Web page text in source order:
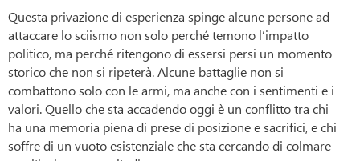
Questa privazione di esperienza spinge alcune persone ad
attaccare lo sciismo non solo perché temono l’impatto
politico, ma perché ritengono di essersi persi un momento
storico che non si ripeterà. Alcune battaglie non si
combattono solo con le armi, ma anche con i sentimenti e i
valori. Quello che sta accadendo oggi è un conflitto tra chi
ha una memoria piena di prese di posizione e sacrifici, e chi
soffre di un vuoto esistenziale che sta cercando di colmare